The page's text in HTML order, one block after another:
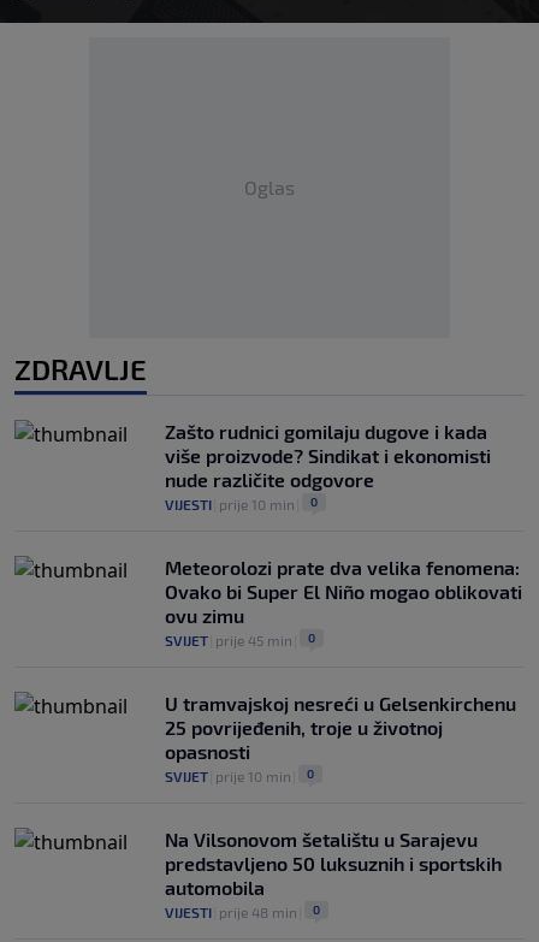
Oglas
ZDRAVLJE
Zašto rudnici gomilaju dugove i kada
više proizvode? Sindikat i ekonomisti
nude različite odgovore
VIJESTI prije 10 min 0
Meteorolozi prate dva velika fenomena:
Ovako bi Super El Niño mogao oblikovati
ovu zimu
SVIJET prije 45 min 0
U tramvajskoj nesreći u Gelsenkirchenu
25 povrijeđenih, troje u životnoj
opasnosti
SVIJET prije 10 min 0
Na Vilsonovom šetalištu u Sarajevu
predstavljeno 50 luksuznih i sportskih
automobila
VIJESTI prije 48 min 0